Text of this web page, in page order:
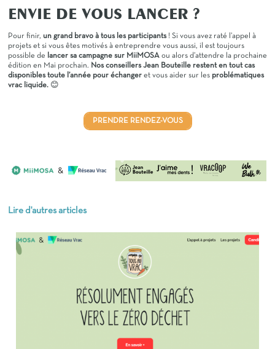
ENVIE DE VOUS LANCER ?
Pour finir, un grand bravo à tous les participants! Si vous avez raté l’appel à
projets et si vous êtes motivés à entreprendre vous aussi, il est toujours
possible de lancer sa campagne sur MiiMOSA ou alors d’attendre la prochaine
édition en Mai prochain. Nos conseillers Jean Bouteille restent en tout cas
disponibles toute l’année pour échanger et vous aider sur les problématiques
vrac liquide. 😊
PRENDRE RENDEZ-VOUS
Lire d'autres articles